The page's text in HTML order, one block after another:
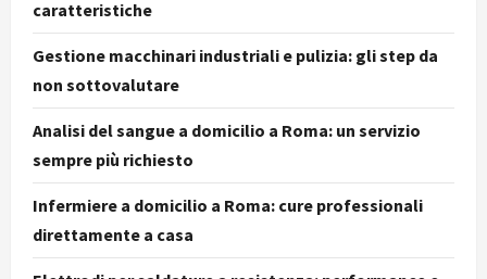
caratteristiche
Gestione macchinari industriali e pulizia: gli step da
non sottovalutare
Analisi del sangue a domicilio a Roma: un servizio
sempre più richiesto
Infermiere a domicilio a Roma: cure professionali
direttamente a casa